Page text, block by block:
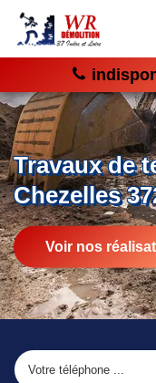
Travaux de
Chezelles
Voir nos